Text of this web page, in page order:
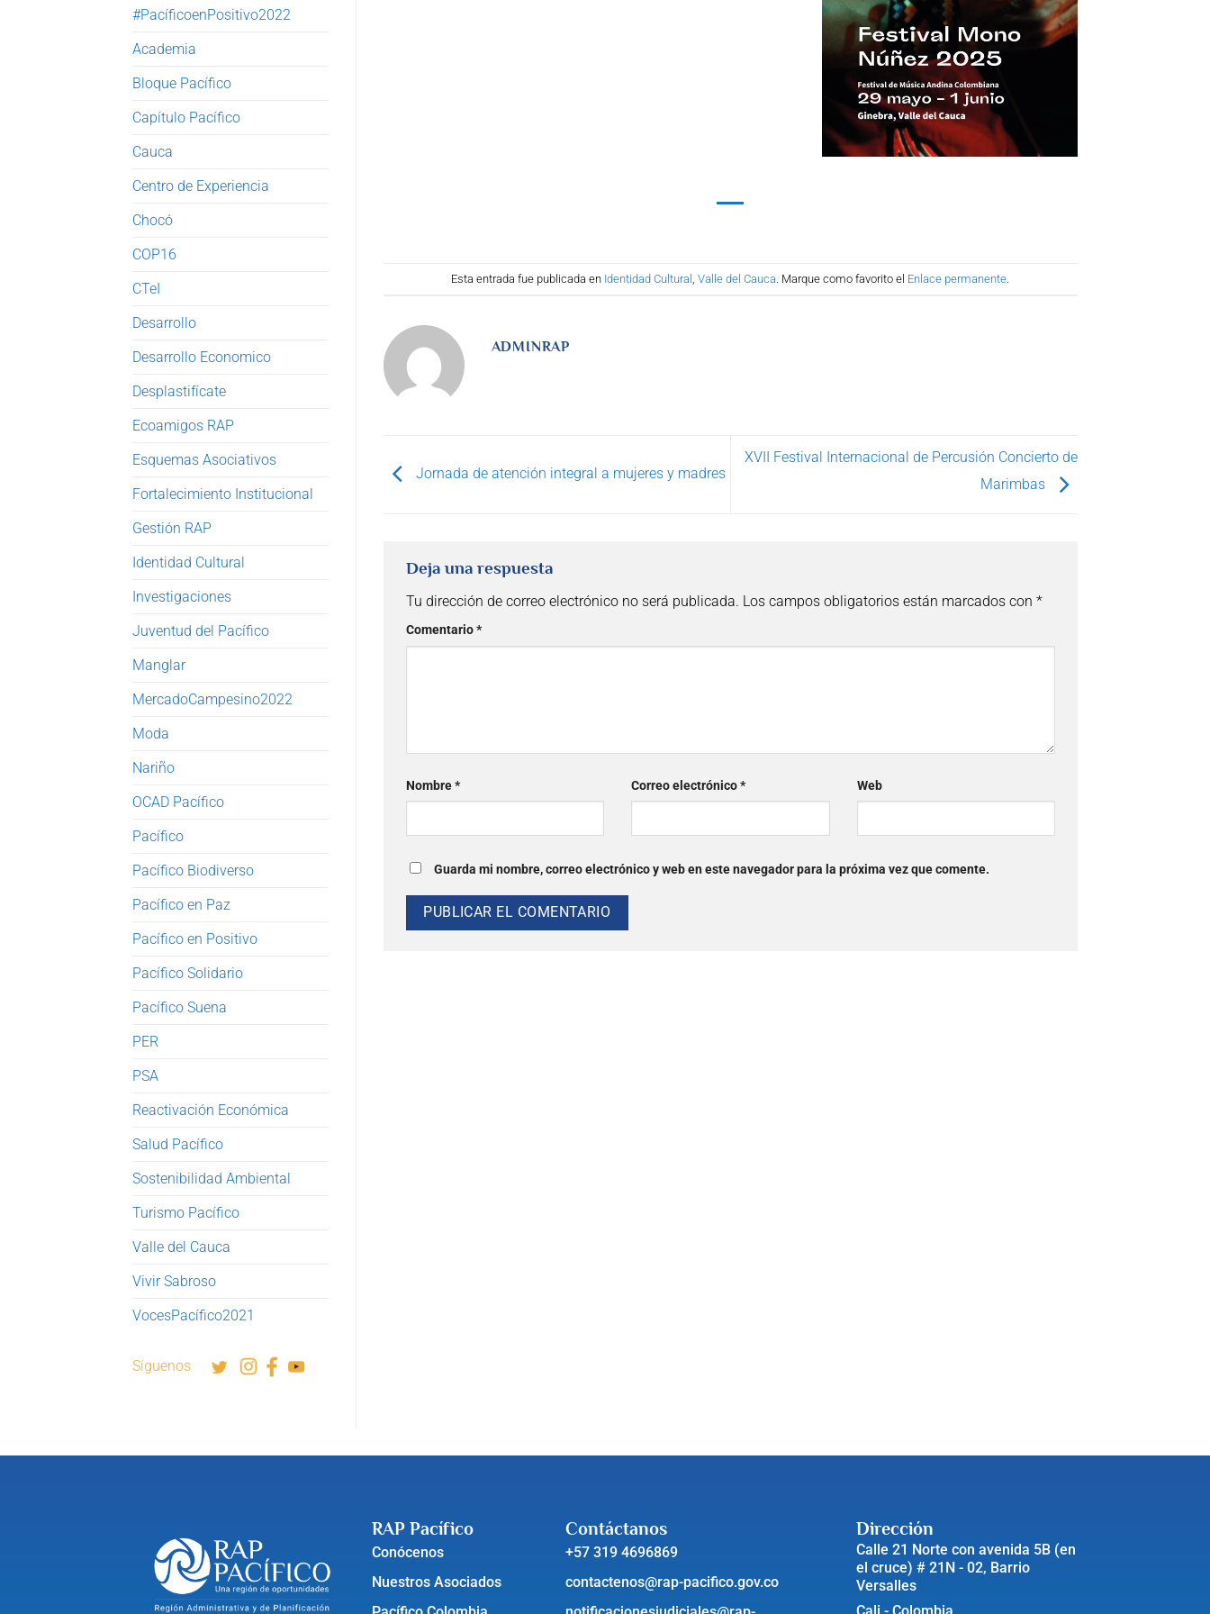
#PacíficoenPositivo2022
Academia
Bloque Pacífico
Capítulo Pacífico
Cauca
Centro de Experiencia
Chocó
COP16
CTeI
Desarrollo
Desarrollo Economico
Desplastifícate
Ecoamigos RAP
Esquemas Asociativos
Fortalecimiento Institucional
Gestión RAP
Identidad Cultural
Investigaciones
Juventud del Pacífico
Manglar
MercadoCampesino2022
Moda
Nariño
OCAD Pacífico
Pacífico
Pacífico Biodiverso
Pacífico en Paz
Pacífico en Positivo
Pacífico Solidario
Pacífico Suena
PER
PSA
Reactivación Económica
Salud Pacífico
Sostenibilidad Ambiental
Turismo Pacífico
Valle del Cauca
Vivir Sabroso
VocesPacífico2021
Síguenos
Esta entrada fue publicada en Identidad Cultural ,Valle del Cauca . Marque como favorito el Enlace permanente
ADMINRAP
Jornada de atención integral a mujeres y madres
XVII Festival Internacional de Percusión Concierto de
Marimbas
Deja una respuesta
Tu dirección de correo electrónico no será publicada. Los campos obligatorios están marcados con *
Comentario*
Nombre* Correo electrónico* Web
Guarda mi nombre, correo electrónico y web en este navegador para la próxima vez que comente.
RAP Pacífico
Conócenos
Nuestros Asociados
Contáctanos
+57 319 4696869
contactenos@rap-pacifico.gov.co
Dirección
Calle 21 Norte con avenida 5B (en
el cruce) # 21N - 02, Barrio
Versalles